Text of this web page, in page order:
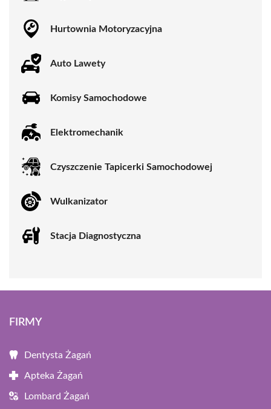
Hurtownia Motoryzacyjna
Auto Lawety
Komisy Samochodowe
Elektromechanik
Czyszczenie Tapicerki Samochodowej
Wulkanizator
Stacja Diagnostyczna
FIRMY
Dentysta Żagań
Apteka Żagań
Lombard Żagań